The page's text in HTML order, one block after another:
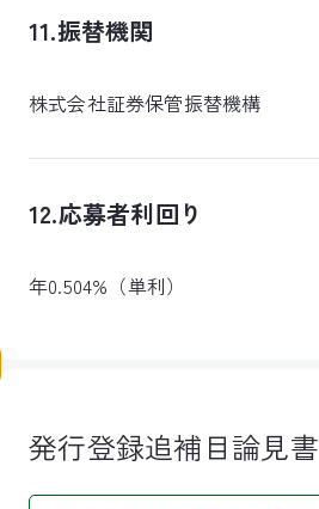
11.振替機関
株式会社証券保管振替機構
12.応募者利回り
年0.504%（単利）
発行登録追補目論見書